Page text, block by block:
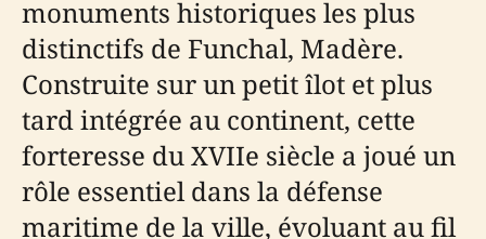
monuments historiques les plus
distinctifs de Funchal, Madère.
Construite sur un petit îlot et plus
tard intégrée au continent, cette
forteresse du XVIIe siècle a joué un
rôle essentiel dans la défense
maritime de la ville, évoluant au fil